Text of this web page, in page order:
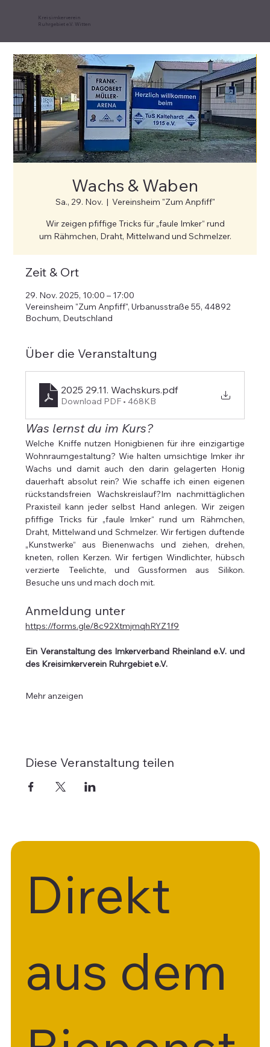
Kreisimkerverein
Ruhrgebiet e.V. Witten
Wachs & Waben
Sa., 29. Nov.
  |
Vereinsheim "Zum Anpfiff"
Wir zeigen pfiffige Tricks für „faule Imker“ rund
um Rähmchen, Draht, Mittelwand und Schmelzer.
Zeit & Ort
29. Nov. 2025, 10:00 – 17:00
Vereinsheim "Zum Anpfiff", Urbanusstraße 55, 44892
Bochum, Deutschland
Über die Veranstaltung
2025 29.11. Wachskurs.pdf
Download PDF • 468KB
Was lernst du im Kurs?
Welche Kniffe nutzen Honigbienen für ihre einzigartige
Wohnraumgestaltung? Wie halten umsichtige Imker ihr
Wachs und damit auch den darin gelagerten Honig
dauerhaft absolut rein? Wie schaffe ich einen eigenen
rückstandsfreien Wachskreislauf?Im nachmittäglichen
Praxisteil kann jeder selbst Hand anlegen. Wir zeigen
pfiffige Tricks für „faule Imker“ rund um Rähmchen,
Draht, Mittelwand und Schmelzer. Wir fertigen duftende
„Kunstwerke“ aus Bienenwachs und ziehen, drehen,
kneten, rollen Kerzen. Wir fertigen Windlichter, hübsch
verzierte Teelichte, und Gussformen aus Silikon.
Besuche uns und mach doch mit.
Anmeldung unter
https://forms.gle/8c92XtmjmqhRYZ1f9
Ein Veranstaltung des Imkerverband Rheinland e.V. und
des Kreisimkerverein Ruhrgebiet e.V.
Mehr anzeigen
Diese Veranstaltung teilen
Direkt
aus dem